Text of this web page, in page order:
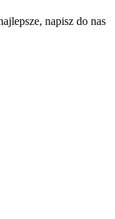
napisz do nas